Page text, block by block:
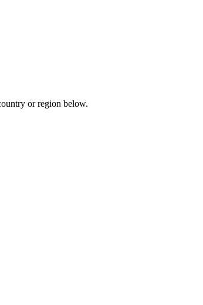
or region below.